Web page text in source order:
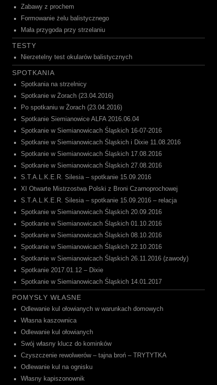
Zabawy z prochem
Formowanie żelu balistycznego
Mała przygoda przy strzelaniu
TESTY
Nierzetelny test okularów balistycznych
SPOTKANIA
Spotkania na strzelnicy
Spotkanie w Żorach (23.04.2016)
Po spotkaniu w Żorach (23.04.2016)
Spotkanie Siemianowice ALFA 2016.06.04
Spotkanie w Siemianowicach Śląskich 16-07-2016
Spotkanie w Siemianowicach Śląskich i Dixie 11.08.2016
Spotkanie w Siemianowicach Śląskich 17.08.2016
Spotkanie w Siemianowicach Śląskich 27.08.2016
S.T.A.L.K.E.R. Silesia – spotkanie 15.09.2016
XI Otwarte Mistrzostwa Polski z Broni Czarnoprochowej
S.T.A.L.K.E.R. Silesia – spotkanie 15.09.2016 – relacja
Spotkanie w Siemianowicach Śląskich 20.09.2016
Spotkanie w Siemianowicach Śląskich 01.10.2016
Spotkanie w Siemianowicach Śląskich 08.10.2016
Spotkanie w Siemianowicach Śląskich 22.10.2016
Spotkanie w Siemianowicach Śląskich 26.11.2016 (zawody)
Spotkanie 2017.01.12 – Dixie
Spotkanie w Siemianowicach Śląskich 14.01.2017
POMYSŁY WŁASNE
Odlewanie kul ołowianych w warunkach domowych
Własna kaszownica
Odlewanie kul ołowianych
Swój własny klucz do kominków
Czyszczenie rewolwerów – tajna broń – TRYTYTKA
Odlewanie kul na ognisku
Własny kapiszonownik